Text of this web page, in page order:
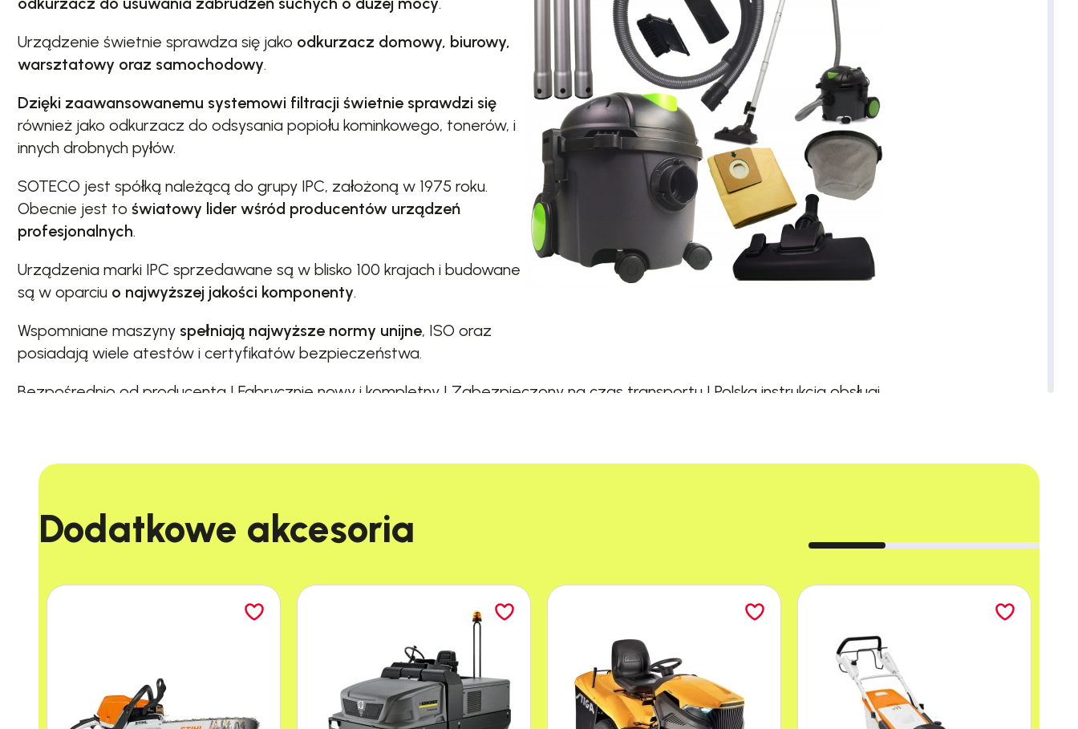
Urządzenie świetnie sprawdza się jako odkurzacz domowy, biurowy,
warsztatowy oraz samochodowy.
Dzięki zaawansowanemu systemowi filtracji świetnie sprawdzi się
również jako odkurzacz do odsysania popiołu kominkowego, tonerów, i
innych drobnych pyłów.
SOTECO jest spółką należącą do grupy IPC, założoną w 1975 roku.
Obecnie jest to światowy lider wśród producentów urządzeń
profesjonalnych.
Urządzenia marki IPC sprzedawane są w blisko 100 krajach i budowane
są w oparciu o najwyższej jakości komponenty.
Wspomniane maszyny spełniają najwyższe normy unijne, ISO oraz
posiadają wiele atestów i certyfikatów bezpieczeństwa.
Bezpośrednio od producenta | Fabrycznie nowy i kompletny | Zabezpieczony na czas transportu | Polska instrukcja obsługi
Dodatkowe akcesoria​